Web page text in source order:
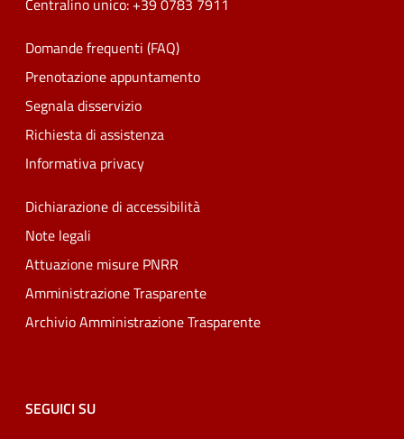
Centralino unico: +39 0783 7911
Domande frequenti (FAQ)
Prenotazione appuntamento
Segnala disservizio
Richiesta di assistenza
Informativa privacy
Dichiarazione di accessibilità
Note legali
Attuazione misure PNRR
Amministrazione Trasparente
Archivio Amministrazione Trasparente
SEGUICI SU